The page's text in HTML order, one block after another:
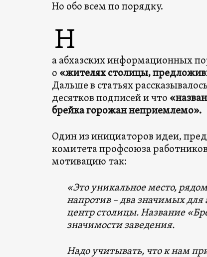
Но обо всем по порядку.
Н
а абхазских информационных
о «жителях столицы,
Дальше в статьях
десятков подписей и что
брейка горожан неприемлемо».
Один из инициаторов идеи,
комитета профсоюза
мотивацию так:
«Это уникальное место,
напротив – два значимых
центр столицы. Название
значимости заведения.
Надо учитывать, что к нам